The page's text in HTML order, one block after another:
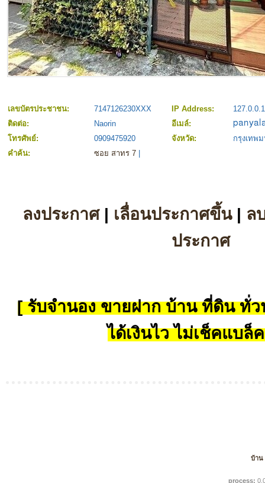
เลขบัตรประชาชน: 7147126230XXX IP Address:
127.0.0.1
ติดต่อ:
Naorin
อีเมล์:
โทรศัพย์:
0909475920 จังหวัด:
กรุงเทพ
คำค้น:
ซอย สาทร 7
ลงประกาศ| เลื่อนประกาศขึ้น| ล
ประกาศ
[ รับจำนอง ขายฝาก บ้าน ที่ดิน ทั่ว
ได้เงินไว ไม่เช็คแบล็
บ้าน
process: